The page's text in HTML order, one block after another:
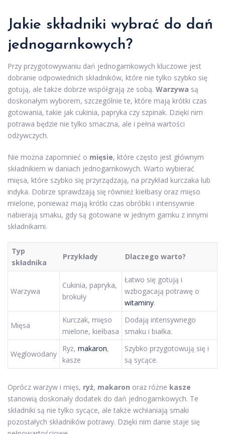
Jakie składniki wybrać do dań
jednogarnkowych?
Przy przygotowywaniu dań jednogarnkowych kluczowe jest
dobranie odpowiednich składników, które nie tylko szybko się
gotują, ale także dobrze współgrają ze sobą. Warzywa są
doskonałym wyborem, szczególnie te, które mają krótki czas
gotowania, takie jak cukinia, papryka czy szpinak. Dzięki nim
potrawa będzie nie tylko smaczna, ale i pełna wartości
odżywczych.
Nie można zapomnieć o mięsie, które często jest głównym
składnikiem w daniach jednogarnkowych. Warto wybierać
mięsa, które szybko się przyrządzają, na przykład kurczaka lub
indyka. Dobrze sprawdzają się również kiełbasy oraz mięso
mielone, ponieważ mają krótki czas obróbki i intensywnie
nabierają smaku, gdy są gotowane w jednym garnku z innymi
składnikami.
Typ
składnika
Przykłady Dlaczego warto?
Warzywa
Cukinia, papryka,
brokuły
Łatwo się gotują i
wzbogacają potrawę o
witaminy.
Mięsa
Kurczak, mięso
mielone, kiełbasa
Dodają intensywnego
smaku i białka.
Węglowodany
Ryż, makaron,
kasze
Szybko przygotowują się i
są sycące.
Oprócz warzyw i mięs, ryż, makaron oraz różne kasze
stanowią doskonały dodatek do dań jednogarnkowych. Te
składniki są nie tylko sycące, ale także wchłaniają smaki
pozostałych składników potrawy. Dzięki nim danie staje się